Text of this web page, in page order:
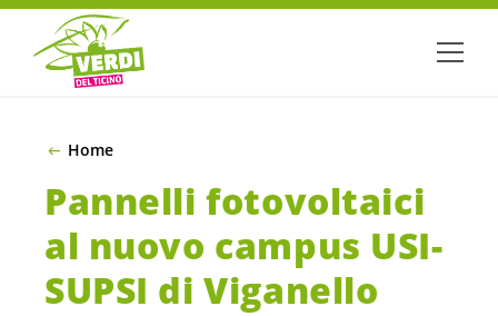
Home
Pannelli fotovoltaici
al nuovo campus USI-
SUPSI di Viganello